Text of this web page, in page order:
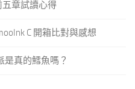
章試讀心得
C 開箱比對與感想
是真的鱈魚嗎？